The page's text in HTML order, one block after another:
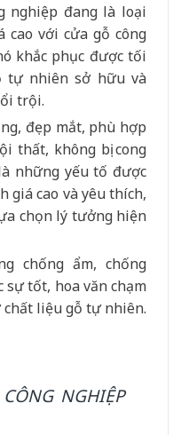
nghiệp đang là loại
cao với cửa gỗ công
khắc phục được tối
tự nhiên sở hữu và
trội.
đẹp mắt, phù hợp
thất, không bị cong
những yếu tố được
giá cao và yêu thích,
chọn lý tưởng hiện
chống ẩm, chống
sự tốt, hoa văn chạm
liệu gỗ tự nhiên.
NGHIỆP